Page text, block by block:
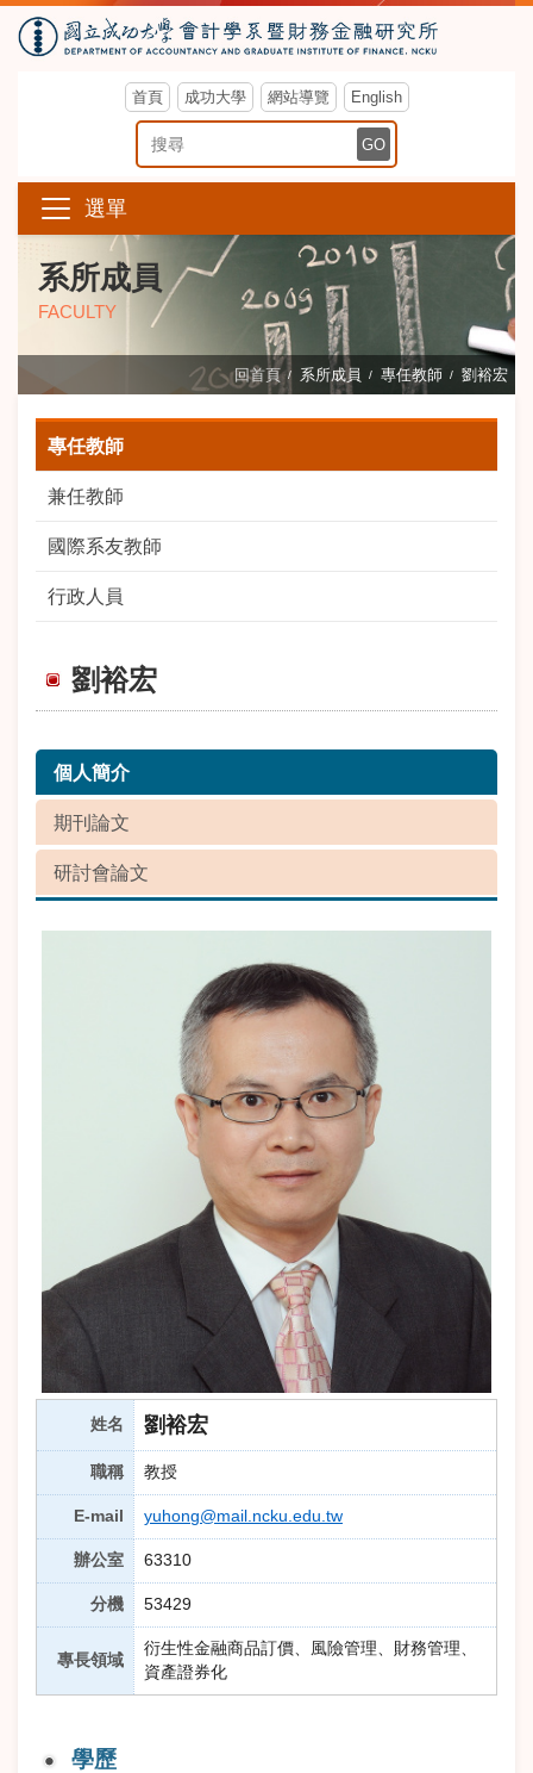
首頁 成功大學 網站導覽 English
搜尋關鍵字 GO
選單
系所成員
FACULTY
回首頁 系所成員 專任教師 劉裕宏
專任教師
兼任教師
國際系友教師
行政人員
劉裕宏
個人簡介
期刊論文
研討會論文
姓名 劉裕宏
職稱 教授
E-mail yuhong@mail.ncku.edu.tw
辦公室 63310
分機 53429
專長領域
衍生性金融商品訂價、風險管理、財務管理、
資產證券化
學歷